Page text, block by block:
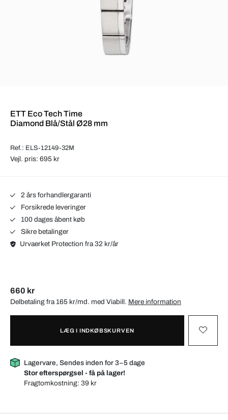
ETT Eco Tech Time
Diamond Blå/Stål Ø28 mm
Ref.: ELS-12149-32M
Vejl. pris: 695 kr
2 års forhandlergaranti
Forsikrede leveringer
100 dages åbent køb
Sikre betalinger
Urvaerket Protection fra 32 kr/år
660 kr
Delbetaling fra 165 kr/md. med Viabill. Mere information
LÆG I INDKØBSKURVEN
Lagervare, Sendes inden for 3–5 dage
Stor efterspørgsel - få på lager!
Fragtomkostning:39 kr